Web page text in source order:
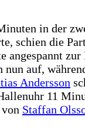
in der
schien die
angespannt
auf,
Andersson
11
Staffan